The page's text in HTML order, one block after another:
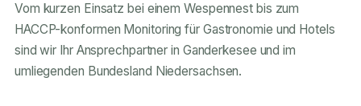
Vom kurzen Einsatz bei einem Wespennest bis zum
HACCP-konformen Monitoring für Gastronomie und Hotels
sind wir Ihr Ansprechpartner in Ganderkesee und im
umliegenden Bundesland Niedersachsen.